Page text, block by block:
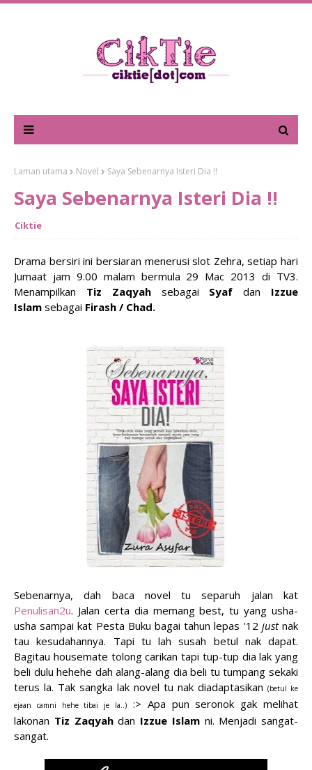
Laman utama Novel Saya Sebenarnya Isteri Dia !!
Saya Sebenarnya Isteri Dia !!
Ciktie
Drama bersiri ini bersiaran menerusi slot Zehra, setiap hari
Jumaat jam 9.00 malam bermula 29 Mac 2013 di TV3.
Menampilkan Tiz Zaqyah sebagai Syafdan Izzue
Islam sebagai Firash / Chad.
Sebenarnya, dah baca novel tu separuh jalan kat
Penulisan2u. Jalan certa dia memang best, tu yang usha-
usha sampai kat Pesta Buku bagai tahun lepas '12 justnak
tau kesudahannya. Tapi tu lah susah betul nak dapat.
Bagitau housemate tolong carikan tapi tup-tup dia lak yang
beli dulu hehehe dah alang-alang dia beli tu tumpang sekaki
terus la. Tak sangka lak novel tu nak diadaptasikan (betul ke
ejaan camni hehe tibai je la..)
:> Apa pun seronok gak melihat
lakonan Tiz Zaqyahdan Izzue Islam ni. Menjadi sangat-
sangat.